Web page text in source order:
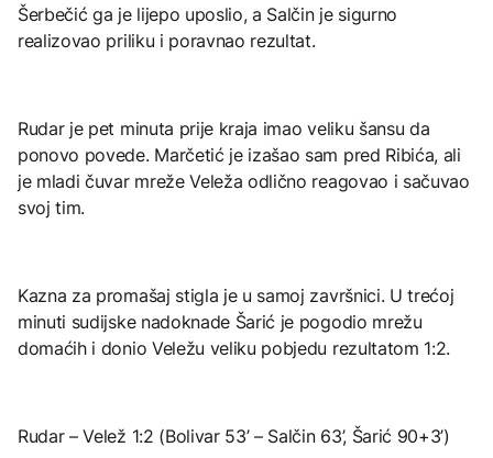
Šerbečić ga je lijepo uposlio, a Salčin je sigurno
realizovao priliku i poravnao rezultat.
Rudar je pet minuta prije kraja imao veliku šansu da
ponovo povede. Marčetić je izašao sam pred Ribića, ali
je mladi čuvar mreže Veleža odlično reagovao i sačuvao
svoj tim.
Kazna za promašaj stigla je u samoj završnici. U trećoj
minuti sudijske nadoknade Šarić je pogodio mrežu
domaćih i donio Veležu veliku pobjedu rezultatom 1:2.
Rudar – Velež 1:2 (Bolivar 53’ – Salčin 63’, Šarić 90+3’)